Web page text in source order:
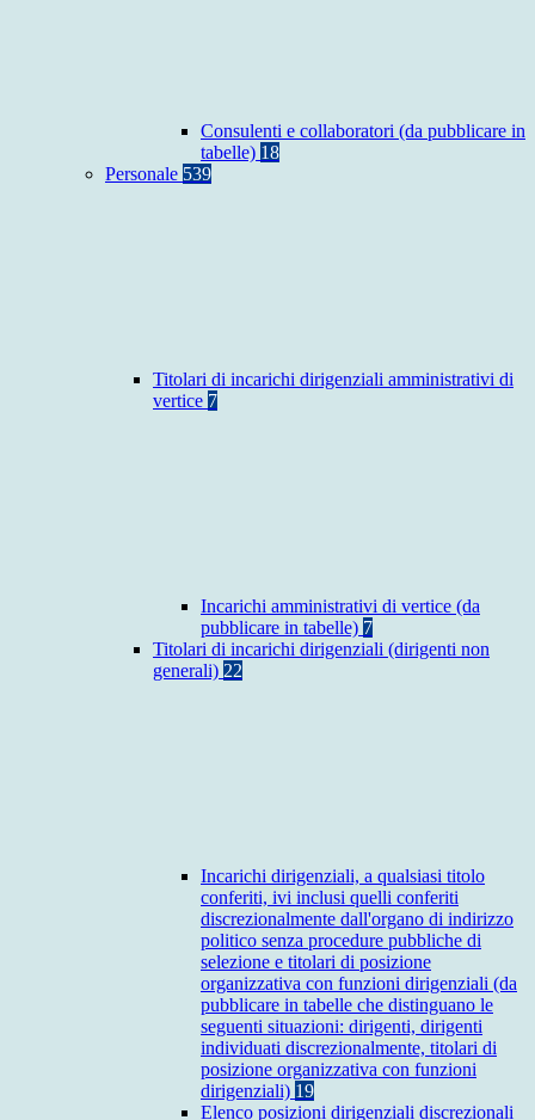
Consulenti e collaboratori (da pubblicare in
tabelle) 18
Personale 539
Titolari di incarichi dirigenziali amministrativi di
vertice 7
Incarichi amministrativi di vertice (da
pubblicare in tabelle) 7
Titolari di incarichi dirigenziali (dirigenti non
generali) 22
Incarichi dirigenziali, a qualsiasi titolo
conferiti, ivi inclusi quelli conferiti
discrezionalmente dall'organo di indirizzo
politico senza procedure pubbliche di
selezione e titolari di posizione
organizzativa con funzioni dirigenziali (da
pubblicare in tabelle che distinguano le
seguenti situazioni: dirigenti, dirigenti
individuati discrezionalmente, titolari di
posizione organizzativa con funzioni
dirigenziali) 19
Elenco posizioni dirigenziali discrezionali